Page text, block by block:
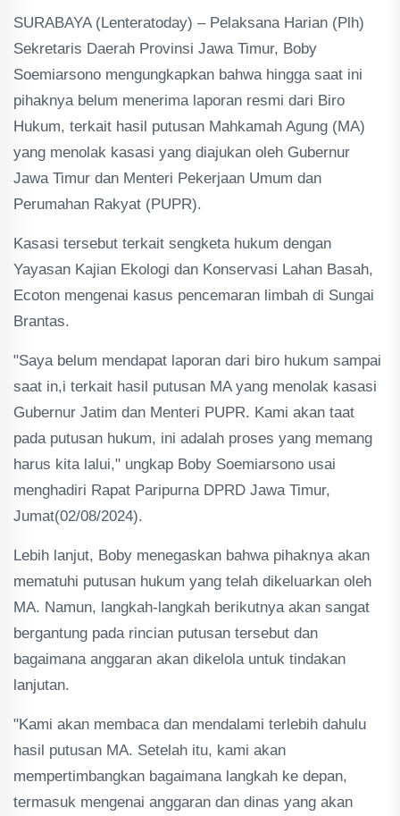
SURABAYA (Lenteratoday) – Pelaksana Harian (Plh)
Sekretaris Daerah Provinsi Jawa Timur, Boby
Soemiarsono mengungkapkan bahwa hingga saat ini
pihaknya belum menerima laporan resmi dari Biro
Hukum, terkait hasil putusan Mahkamah Agung (MA)
yang menolak kasasi yang diajukan oleh Gubernur
Jawa Timur dan Menteri Pekerjaan Umum dan
Perumahan Rakyat (PUPR).
Kasasi tersebut terkait sengketa hukum dengan
Yayasan Kajian Ekologi dan Konservasi Lahan Basah,
Ecoton mengenai kasus pencemaran limbah di Sungai
Brantas.
"Saya belum mendapat laporan dari biro hukum sampai
saat in,i terkait hasil putusan MA yang menolak kasasi
Gubernur Jatim dan Menteri PUPR. Kami akan taat
pada putusan hukum, ini adalah proses yang memang
harus kita lalui," ungkap Boby Soemiarsono usai
menghadiri Rapat Paripurna DPRD Jawa Timur,
Jumat(02/08/2024).
Lebih lanjut, Boby menegaskan bahwa pihaknya akan
mematuhi putusan hukum yang telah dikeluarkan oleh
MA. Namun, langkah-langkah berikutnya akan sangat
bergantung pada rincian putusan tersebut dan
bagaimana anggaran akan dikelola untuk tindakan
lanjutan.
"Kami akan membaca dan mendalami terlebih dahulu
hasil putusan MA. Setelah itu, kami akan
mempertimbangkan bagaimana langkah ke depan,
termasuk mengenai anggaran dan dinas yang akan